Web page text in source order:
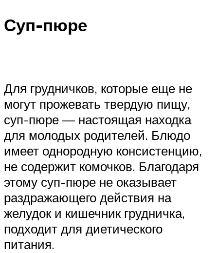
Суп-пюре
Для грудничков, которые еще не
могут прожевать твердую пищу,
суп-пюре — настоящая находка
для молодых родителей. Блюдо
имеет однородную консистенцию,
не содержит комочков. Благодаря
этому суп-пюре не оказывает
раздражающего действия на
желудок и кишечник грудничка,
подходит для диетического
питания.